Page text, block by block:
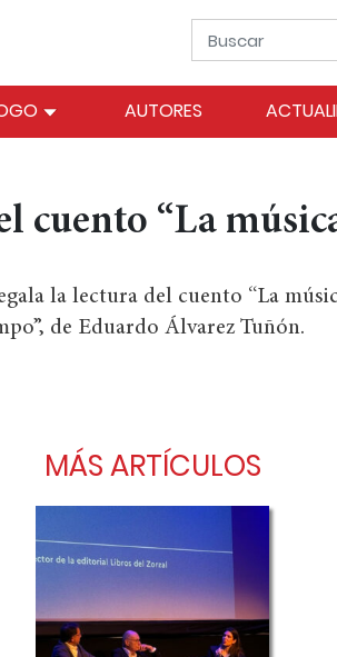
AUTORES
cuento “La
la lectura del cuento “La
de Eduardo Álvarez Tuñón.
MÁS ARTÍCULOS